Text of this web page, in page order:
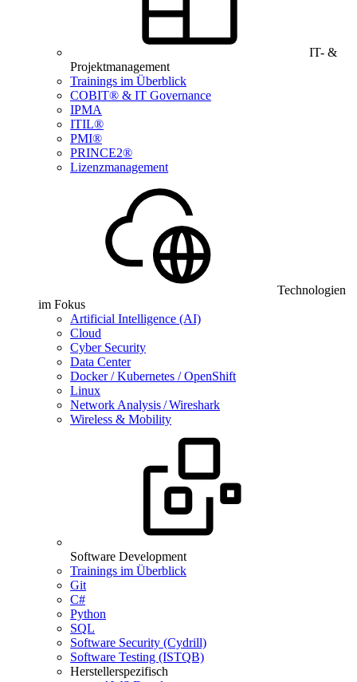
IT- &
Projektmanagement
Trainings im Überblick
COBIT® & IT Governance
IPMA
ITIL®
PMI®
PRINCE2®
Lizenzmanagement
Technologien
im Fokus
Artificial Intelligence (AI)
Cloud
Cyber Security
Data Center
Docker / Kubernetes / OpenShift
Linux
Network Analysis / Wireshark
Wireless & Mobility
Software Development
Trainings im Überblick
Git
C#
Python
SQL
Software Security (Cydrill)
Software Testing (ISTQB)
Herstellerspezifisch